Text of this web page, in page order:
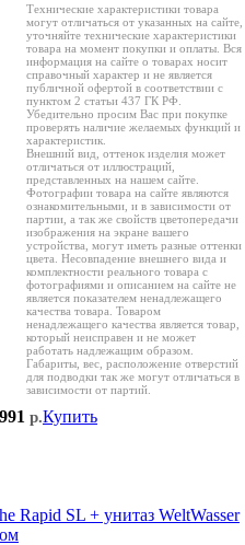
Технические характеристики товара
могут отличаться от указанных на сайте,
уточняйте технические характеристики
товара на момент покупки и оплаты. Вся
информация на сайте о товарах носит
справочный характер и не является
публичной офертой в соответствии с
пунктом 2 статьи 437 ГК РФ.
Убедительно просим Вас при покупке
проверять наличие желаемых функций и
характеристик.
Внешний вид, оттенок изделия может
отличаться от иллюстраций,
представленных на нашем сайте.
Фотографии товара на сайте являются
ознакомительными, и в зависимости от
партии, а так же свойств цветопередачи
изображения на экране вашего
устройства, могут иметь разные оттенки
цвета. Несовпадение внешнего вида и
комплектности реального товара с
фотографиями и описанием на сайте не
является показателем ненадлежащего
качества товара. Товаром
ненадлежащего качества является товар,
который неисправен и не может
работать надлежащим образом.
Габариты, вес, расположение отверстий
для подводки так же могут отличаться в
зависимости от партий.
р.Купить
Rapid SL + унитаз WeltWasser